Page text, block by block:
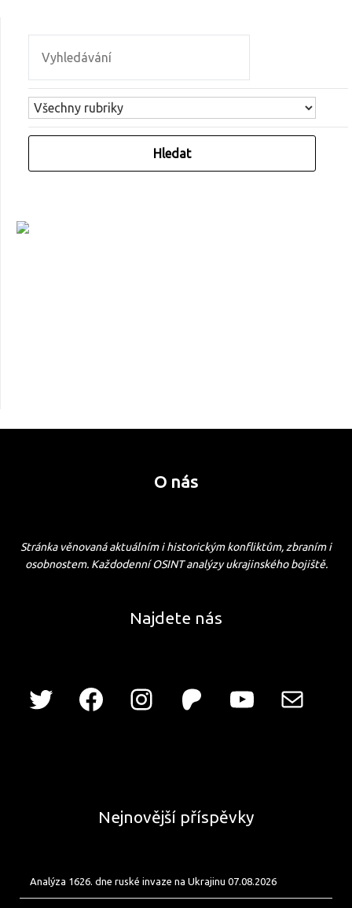
O nás
Stránka věnovaná aktuálním i historickým konfliktům, zbraním i
osobnostem. Každodenní OSINT analýzy ukrajinského bojiště.
Najdete nás
Nejnovější příspěvky
Analýza 1626. dne ruské invaze na Ukrajinu 07.08.2026